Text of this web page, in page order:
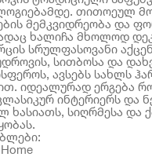
თითოეულ
მემკვიდრეობა და
ხალიჩა მხოლოდ
სრულფასოვანი
სითბოსა და
ავსებს სახლს
იდეალურად ერგება
ინტერიერს და
ხასიათს, სიღრმესა და